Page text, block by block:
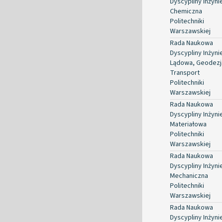
Chemiczna
Politechniki
Warszawskiej
Rada Naukowa
Dyscypliny
Lądowa,
Transport
Politechniki
Warszawskiej
Rada Naukowa
Dyscypliny
Materiałowa
Politechniki
Warszawskiej
Rada Naukowa
Dyscypliny
Mechaniczna
Politechniki
Warszawskiej
Rada Naukowa
Dyscypliny